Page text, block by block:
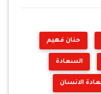
حنان فهيم
السعادة
الانسان